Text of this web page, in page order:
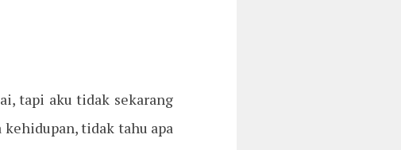
tapi aku tidak sekarang
tidak tahu apa